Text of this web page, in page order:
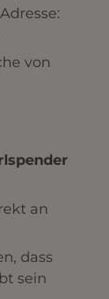
von
an
dass
sein